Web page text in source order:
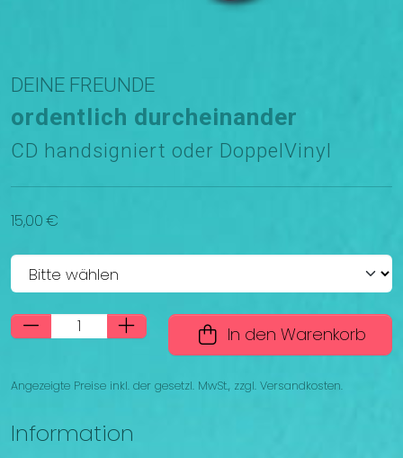
DEINE FREUNDE
ordentlich durcheinander
CD handsigniert oder DoppelVinyl
15,00 €
In den Warenkorb
Angezeigte Preise inkl. der gesetzl. MwSt., zzgl. Versandkosten.
Information